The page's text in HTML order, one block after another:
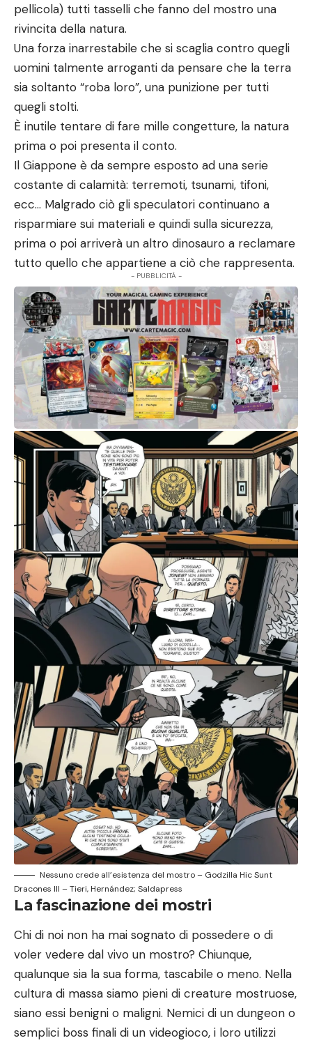
pellicola) tutti tasselli che fanno del mostro una
rivincita della natura.
Una forza inarrestabile che si scaglia contro quegli
uomini talmente arroganti da pensare che la terra
sia soltanto “roba loro”, una punizione per tutti
quegli stolti.
È inutile tentare di fare mille congetture, la natura
prima o poi presenta il conto.
Il Giappone è da sempre esposto ad una serie
costante di calamità: terremoti, tsunami, tifoni,
ecc… Malgrado ciò gli speculatori continuano a
risparmiare sui materiali e quindi sulla sicurezza,
prima o poi arriverà un altro dinosauro a reclamare
tutto quello che appartiene a ciò che rappresenta.
- PUBBLICITÀ -
Nessuno crede all’esistenza del mostro – Godzilla Hic Sunt
Dracones III – Tieri, Hernández; Saldapress
La fascinazione dei mostri
Chi di noi non ha mai sognato di possedere o di
voler vedere dal vivo un mostro? Chiunque,
qualunque sia la sua forma, tascabile o meno. Nella
cultura di massa siamo pieni di creature mostruose,
siano essi benigni o maligni. Nemici di un dungeon o
semplici boss finali di un videogioco, i loro utilizzi